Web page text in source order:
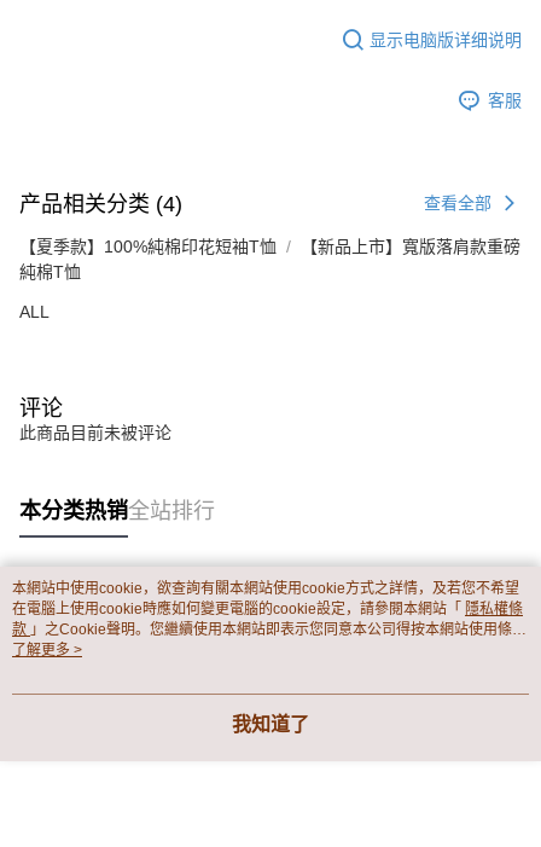
显示电脑版详细说明
客服
产品相关分类 (4) 查看全部
【夏季款】100%純棉印花短袖T恤
【新品上市】寬版落肩款重磅
純棉T恤
ALL
评论
此商品目前未被评论
本分类热销全站排行
热门标签
本網站中使用cookie，欲查詢有關本網站使用cookie方式之詳情，及若您不希望
在電腦上使用cookie時應如何變更電腦的cookie設定，請參閱本網站「 隱私權條
款 」之Cookie聲明。您繼續使用本網站即表示您同意本公司得按本網站使用條款
之Cookie聲明使用cookie。
了解更多 >
我知道了